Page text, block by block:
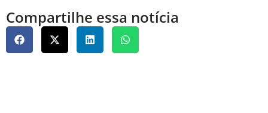
Compartilhe essa notícia